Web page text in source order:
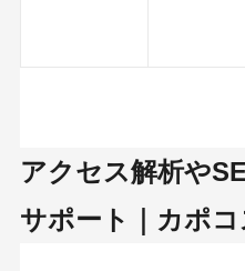
アクセス解析や
サポート｜カポ